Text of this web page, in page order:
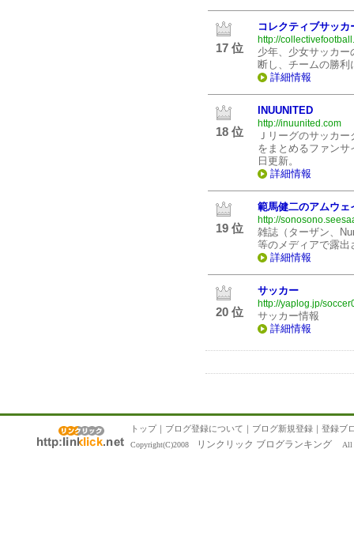
17 位
コレクティブサッカ
http://
少年、少女サッカ
断し、チームの勝
詳細情報
18 位
INUUNITED
http://inuunited.com
Ｊリーグのサッカ
をまとめるファン
日更新。
詳細情報
19 位
範馬健二のアムウェ
http://
雑誌（ターザン、
等のメディアで露出
詳細情報
20 位
サッカー
http://yaplog.jp/
サッカー情報
詳細情報
トップ｜ ブログ登録について ｜ ブログ新規登録 ｜ 登録ブ
Copyright(C)2008 リンクリック ブログランキング All